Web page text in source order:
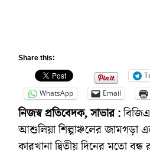
Share this:
WhatsApp
Email
নিজস্ব প্রতিবেদক, সাভার :
আশুলিয়া শিল্পাঞ্চলের জামগড়া
কারখানা দ্বিতীয় দিনের মতো বন্ধ